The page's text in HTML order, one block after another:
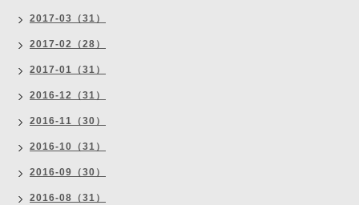
2017-03（31）
2017-02（28）
2017-01（31）
2016-12（31）
2016-11（30）
2016-10（31）
2016-09（30）
2016-08（31）